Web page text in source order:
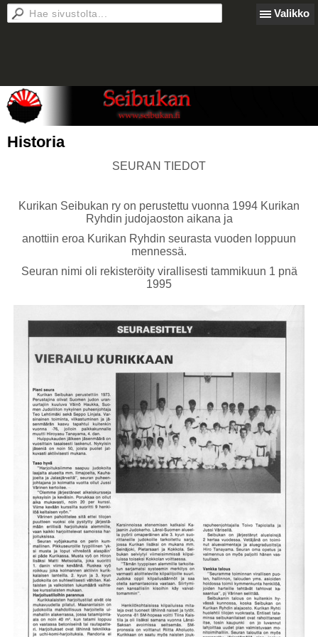
Valikko
Historia
SEURAN TIEDOT
Kurikan Seibukan ry on perustettu vuonna 1994 Kurikan
Ryhdin judojaoston aikana ja
anottiin eroa Kurikan Ryhdin seurasta vuoden loppuun
mennessä.
Seuran nimi oli rekisteröity virallisesti tammikuun 1 pnä
1995